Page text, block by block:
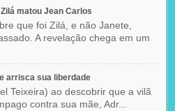
matou Jean Carlos
que foi Zilá, e não Janete,
A revelação chega em um
arrisca sua liberdade
Teixeira) ao descobrir que a vilã
contra sua mãe, Adr...